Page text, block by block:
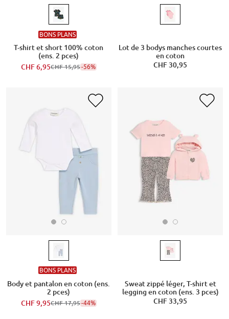
BONS PLANS
T-shirt et short 100% coton
(ens. 2 pces)
CHF 6,95CHF 15,95-56%
Lot de 3 bodys manches courtes
en coton
CHF 30,95
BONS PLANS
Body et pantalon en coton (ens.
2 pces)
CHF 9,95CHF 17,95-44%
Sweat zippé léger, T-shirt et
legging en coton (ens. 3 pces)
CHF 33,95